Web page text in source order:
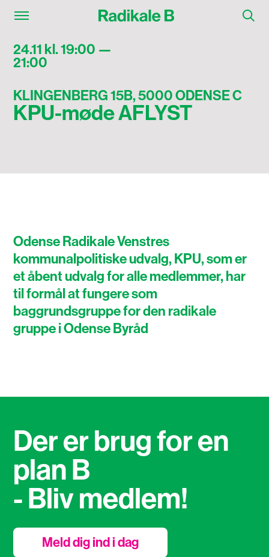
24.11 kl. 19:00 —
21:00
KLINGENBERG 15B, 5000 ODENSE C
KPU-møde AFLYST
Odense Radikale Venstres
kommunalpolitiske udvalg, KPU, som er
et åbent udvalg for alle medlemmer, har
til formål at fungere som
baggrundsgruppe for den radikale
gruppe i Odense Byråd
Der er brug for en
plan B
- Bliv medlem!
Meld dig ind i dag